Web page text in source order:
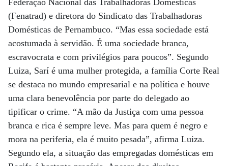
Federação Nacional das Trabalhadoras Domésticas
(Fenatrad) e diretora do Sindicato das Trabalhadoras
Domésticas de Pernambuco. “Mas essa sociedade está
acostumada à servidão. É uma sociedade branca,
escravocrata e com privilégios para poucos”. Segundo
Luiza, Sarí é uma mulher protegida, a família Corte Real
se destaca no mundo empresarial e na política e houve
uma clara benevolência por parte do delegado ao
tipificar o crime. “A mão da Justiça com uma pessoa
branca e rica é sempre leve. Mas para quem é negro e
mora na periferia, ela é muito pesada”, afirma Luiza.
Segundo ela, a situação das empregadas domésticas em